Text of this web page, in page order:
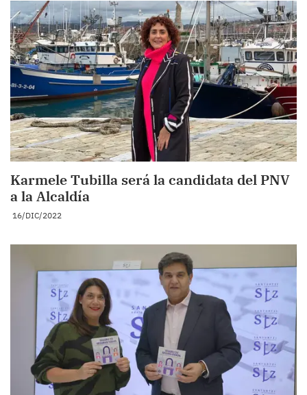
Karmele Tubilla será la candidata del PNV
a la Alcaldía
16/DIC/2022